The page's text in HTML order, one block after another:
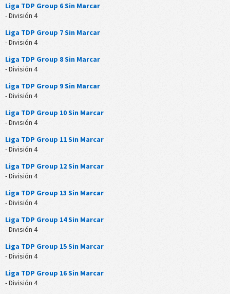
Liga TDP Group 6 Sin Marcar
- División 4
Liga TDP Group 7 Sin Marcar
- División 4
Liga TDP Group 8 Sin Marcar
- División 4
Liga TDP Group 9 Sin Marcar
- División 4
Liga TDP Group 10 Sin Marcar
- División 4
Liga TDP Group 11 Sin Marcar
- División 4
Liga TDP Group 12 Sin Marcar
- División 4
Liga TDP Group 13 Sin Marcar
- División 4
Liga TDP Group 14 Sin Marcar
- División 4
Liga TDP Group 15 Sin Marcar
- División 4
Liga TDP Group 16 Sin Marcar
- División 4